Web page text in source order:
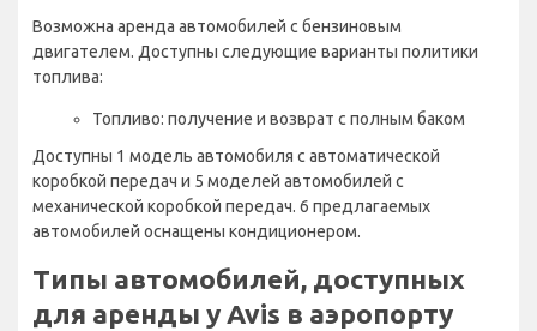
Возможна аренда автомобилей с бензиновым
двигателем. Доступны следующие варианты политики
топлива:
Топливо: получение и возврат с полным баком
Доступны 1 модель автомобиля с автоматической
коробкой передач и 5 моделей автомобилей с
механической коробкой передач. 6 предлагаемых
автомобилей оснащены кондиционером.
Типы автомобилей, доступных
для аренды у Avis в аэропорту